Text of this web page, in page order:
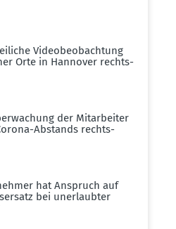
Video­be­ob­achtung
Orte in Hannover rechts­
der Mitar­beiter
Abstands rechts­
hat Anspruch auf
bei unerlaubter